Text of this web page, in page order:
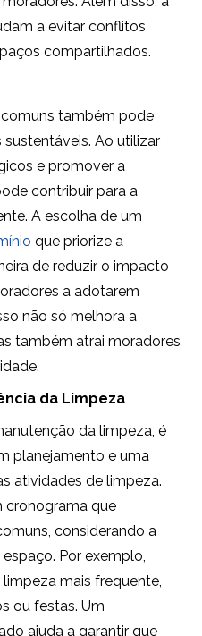
a evitar conflitos
compartilhados.
também pode
Ao utilizar
e promover a
contribuir para a
A escolha de um
que priorize a
de reduzir o impacto
a adotarem
não só melhora a
também atrai moradores
da Limpeza
da limpeza, é
planejamento e uma
atividades de limpeza.
cronograma que
considerando a
Por exemplo,
mais frequente,
ou festas. Um
ajuda a garantir que